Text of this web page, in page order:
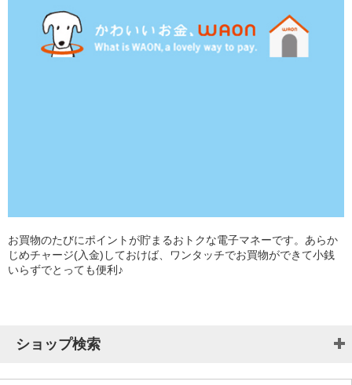
お買物のたびにポイントが貯まるおトクな電子マネーです。あらか
じめチャージ(入金)しておけば、ワンタッチでお買物ができて小銭
いらずでとっても便利♪
ショップ検索